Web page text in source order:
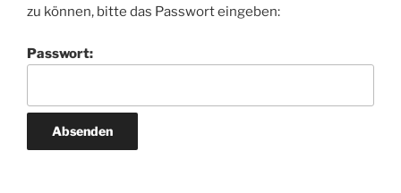
zu können, bitte das Passwort eingeben:
Passwort: